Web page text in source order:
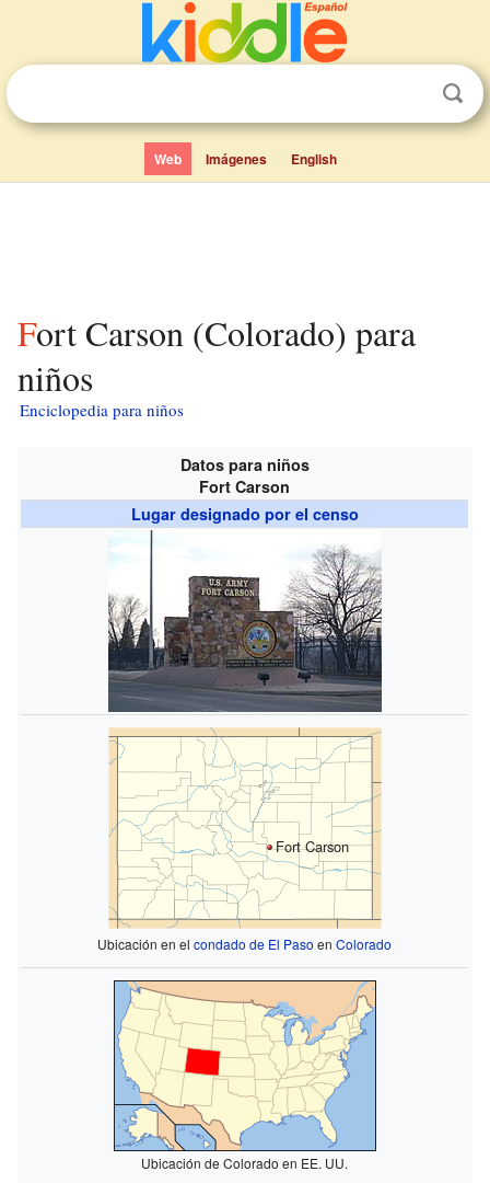
Web Imágenes English
Fort Carson (Colorado) para
niños
Enciclopedia para niños
Datos para niños
Fort Carson
Lugar designado por el censo
Fort Carson
Ubicación en elcondado de El Paso enColorado
Ubicación de Colorado en EE. UU.